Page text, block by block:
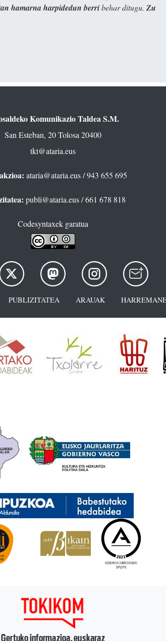
hamarna harpidedun berribehar ditugu. Zu
Komunikazio Taldea S.M.
San Esteban, 20 Tolosa 20400
tkt@ataria.eus
ataria@ataria.eus/ 943 655 695
publi@ataria.eus/ 661 678 818
Codesyntaxek garatua
PUBLIZITATEA ARAUAK
Gertuko informazioa, euskaraz